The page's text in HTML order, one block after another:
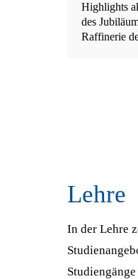
Highlights
des
Raffinerie
Lehre
In der Lehre